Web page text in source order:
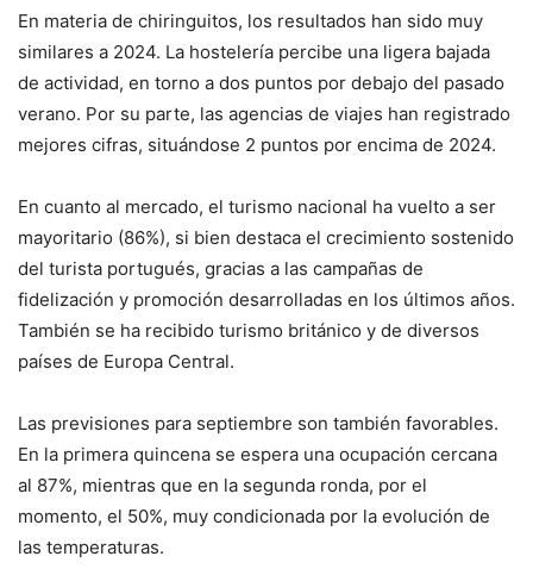
En materia de chiringuitos, los resultados han sido muy
similares a 2024. La hostelería percibe una ligera bajada
de actividad, en torno a dos puntos por debajo del pasado
verano. Por su parte, las agencias de viajes han registrado
mejores cifras, situándose 2 puntos por encima de 2024.
En cuanto al mercado, el turismo nacional ha vuelto a ser
mayoritario (86%), si bien destaca el crecimiento sostenido
del turista portugués, gracias a las campañas de
fidelización y promoción desarrolladas en los últimos años.
También se ha recibido turismo británico y de diversos
países de Europa Central.
Las previsiones para septiembre son también favorables.
En la primera quincena se espera una ocupación cercana
al 87%, mientras que en la segunda ronda, por el
momento, el 50%, muy condicionada por la evolución de
las temperaturas.